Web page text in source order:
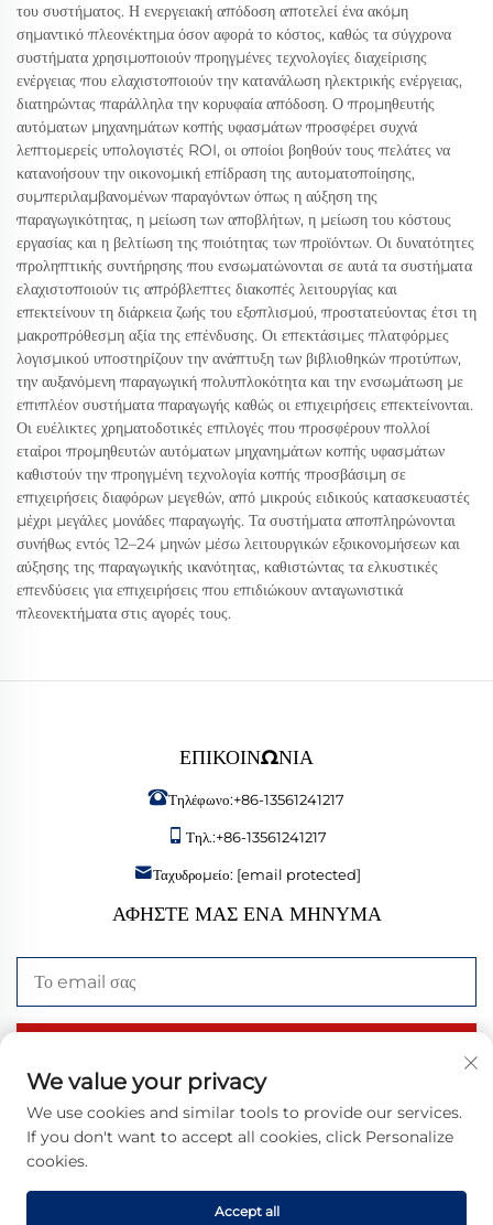
του συστήματος. Η ενεργειακή απόδοση αποτελεί ένα ακόμη
σημαντικό πλεονέκτημα όσον αφορά το κόστος, καθώς τα σύγχρονα
συστήματα χρησιμοποιούν προηγμένες τεχνολογίες διαχείρισης
ενέργειας που ελαχιστοποιούν την κατανάλωση ηλεκτρικής ενέργειας,
διατηρώντας παράλληλα την κορυφαία απόδοση. Ο προμηθευτής
αυτόματων μηχανημάτων κοπής υφασμάτων προσφέρει συχνά
λεπτομερείς υπολογιστές ROI, οι οποίοι βοηθούν τους πελάτες να
κατανοήσουν την οικονομική επίδραση της αυτοματοποίησης,
συμπεριλαμβανομένων παραγόντων όπως η αύξηση της
παραγωγικότητας, η μείωση των αποβλήτων, η μείωση του κόστους
εργασίας και η βελτίωση της ποιότητας των προϊόντων. Οι δυνατότητες
προληπτικής συντήρησης που ενσωματώνονται σε αυτά τα συστήματα
ελαχιστοποιούν τις απρόβλεπτες διακοπές λειτουργίας και
επεκτείνουν τη διάρκεια ζωής του εξοπλισμού, προστατεύοντας έτσι τη
μακροπρόθεσμη αξία της επένδυσης. Οι επεκτάσιμες πλατφόρμες
λογισμικού υποστηρίζουν την ανάπτυξη των βιβλιοθηκών προτύπων,
την αυξανόμενη παραγωγική πολυπλοκότητα και την ενσωμάτωση με
επιπλέον συστήματα παραγωγής καθώς οι επιχειρήσεις επεκτείνονται.
Οι ευέλικτες χρηματοδοτικές επιλογές που προσφέρουν πολλοί
εταίροι προμηθευτών αυτόματων μηχανημάτων κοπής υφασμάτων
καθιστούν την προηγμένη τεχνολογία κοπής προσβάσιμη σε
επιχειρήσεις διαφόρων μεγεθών, από μικρούς ειδικούς κατασκευαστές
μέχρι μεγάλες μονάδες παραγωγής. Τα συστήματα αποπληρώνονται
συνήθως εντός 12–24 μηνών μέσω λειτουργικών εξοικονομήσεων και
αύξησης της παραγωγικής ικανότητας, καθιστώντας τα ελκυστικές
επενδύσεις για επιχειρήσεις που επιδιώκουν ανταγωνιστικά
πλεονεκτήματα στις αγορές τους.
ΕΠΙΚΟΙΝΩΝΊΑ
Τηλέφωνο:+86-13561241217
Τηλ.:+86-13561241217
Ταχυδρομείο: [email protected]
ΑΦΉΣΤΕ ΜΑΣ ΈΝΑ ΜΉΝΥΜΑ
Πνευματικά δικαιώματα © 2026 Bangzheng (Shandong) Intelligent
Manufacturing Co., Ltd. Με επιφύλαξη παντός δικαιώματος. |
Απορρήτου
We value your privacy
We use cookies and similar tools to provide our services.
If you don't want to accept all cookies, click Personalize
cookies.
Accept all